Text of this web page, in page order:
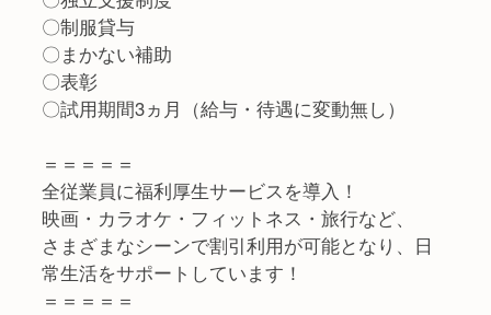
〇制服貸与
〇まかない補助
〇表彰
〇試用期間3ヵ月（給与・待遇に変動無し）
＝＝＝＝＝
全従業員に福利厚生サービスを導入！
映画・カラオケ・フィットネス・旅行など、
さまざまなシーンで割引利用が可能となり、日
常生活をサポートしています！
＝＝＝＝＝